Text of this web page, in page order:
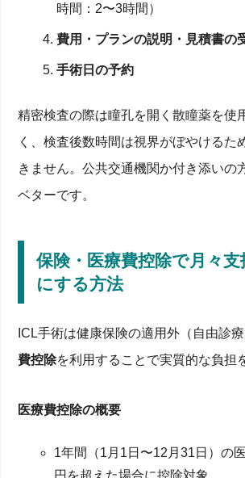
時間：2〜3時間）
費用・プランの説明・見積書の
手術日の予約
精密検査の際は瞳孔を開く散瞳薬を使
く、検査後数時間は視界がぼやけるた
きません。公共交通機関か付き添いの
ベターです。
保険・医療費控除で月々
にする方法
ICL手術は健康保険の適用外（自由診療
費控除を利用することで実質的な負担
医療費控除の概要
1年間（1月1日〜12月31日）の